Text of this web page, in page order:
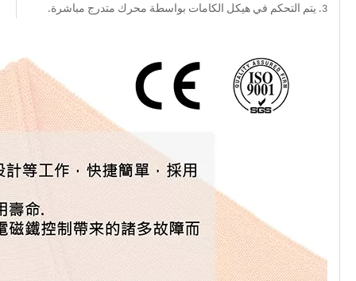
3. يتم التحكم في هيكل الكامات بواسطة محرك متدرج مباشرة.